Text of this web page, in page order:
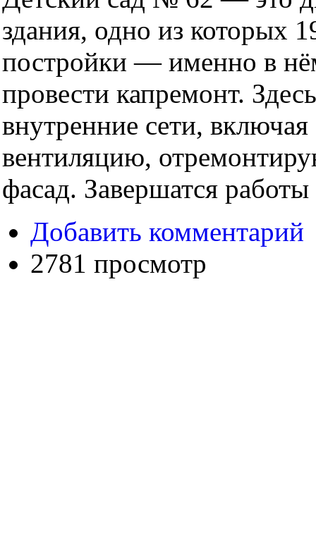
здания, одно из которых
постройки — именно в
провести капремонт.
внутренние сети, включая
вентиляцию,
фасад. Завершатся
Добавить комментарий
2781 просмотр